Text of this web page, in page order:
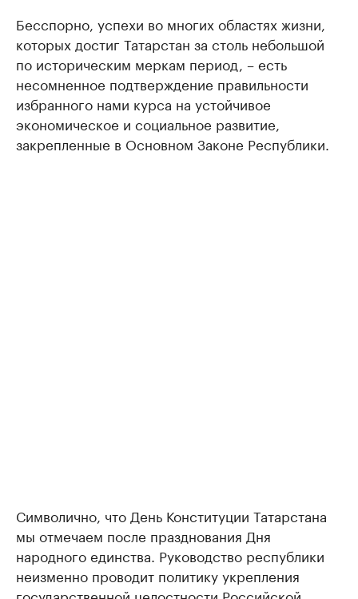
Бесспорно, успехи во многих областях жизни,
которых достиг Татарстан за столь небольшой
по историческим меркам период, – есть
несомненное подтверждение правильности
избранного нами курса на устойчивое
экономическое и социальное развитие,
закрепленные в Основном Законе Республики.
Символично, что День Конституции Татарстана
мы отмечаем после празднования Дня
народного единства. Руководство республики
неизменно проводит политику укрепления